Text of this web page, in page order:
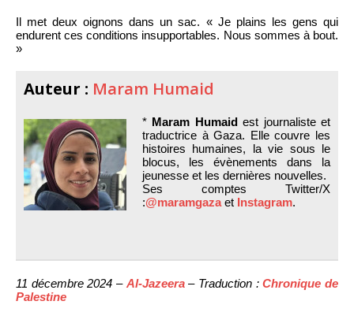
Il met deux oignons dans un sac. « Je plains les gens qui
endurent ces conditions insupportables. Nous sommes à bout.
»
Auteur : Maram Humaid
* Maram Humaidest journaliste et
traductrice à Gaza. Elle couvre les
histoires humaines, la vie sous le
blocus, les évènements dans la
jeunesse et les dernières nouvelles.
Ses comptes Twitter/X
:@maramgazaet Instagram.
11 décembre 2024 – Al-Jazeera– Traduction :Chronique de
Palestine